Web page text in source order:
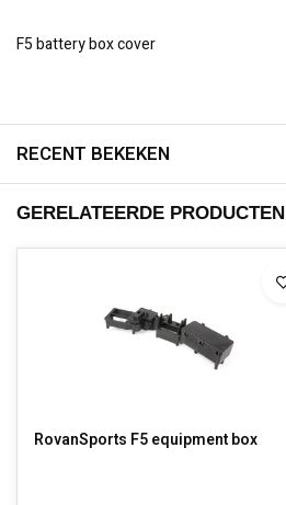
F5 battery box cover
RECENT BEKEKEN
GERELATEERDE PRODUCTEN
RovanSports F5 equipment box